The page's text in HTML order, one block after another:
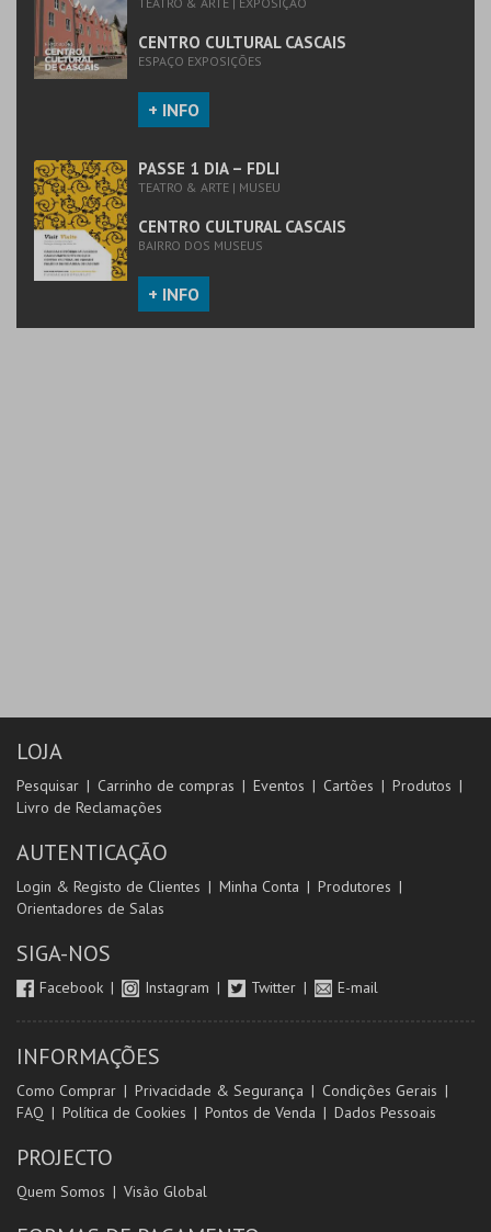
COMPRAR COMPRAR
CENTRO CULTURAL CASCAIS
ESPAÇO EXPOSIÇÕES
+ INFO
PASSE 1 DIA – FDLI
TEATRO & ARTE | MUSEU
CENTRO CULTURAL CASCAIS
BAIRRO DOS MUSEUS
+ INFO
LOJA
Pesquisar Carrinho de compras Eventos Cartões
Produtos
Livro de Reclamações
AUTENTICAÇÃO
Login & Registo de Clientes Minha Conta
Produtores
Orientadores de Salas
SIGA-NOS
Facebook Instagram Twitter E-mail
INFORMAÇÕES
Como Comprar Privacidade & Segurança
Condições Gerais
FAQ
Política de Cookies Pontos de Venda Dados Pessoais
PROJECTO
Quem Somos Visão Global